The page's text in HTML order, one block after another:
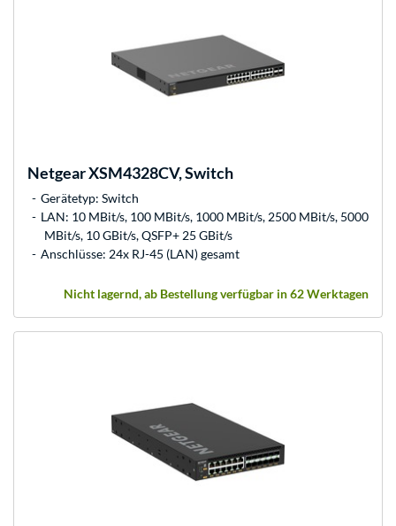
NetgearXSM4328CV, Switch
Gerätetyp: Switch
LAN: 10 MBit/s, 100 MBit/s, 1000 MBit/s, 2500 MBit/s, 5000
MBit/s, 10 GBit/s, QSFP+ 25 GBit/s
Anschlüsse: 24x RJ-45 (LAN) gesamt
Nicht lagernd, ab Bestellung verfügbar in 62 Werktagen